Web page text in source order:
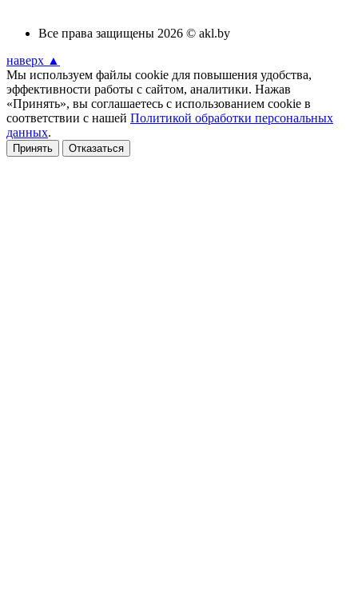
Все права защищены 2026 © akl.by
наверх ▲
Мы используем файлы cookie для повышения удобства,
эффективности работы с сайтом, аналитики. Нажав
«Принять», вы соглашаетесь с использованием cookie в
соответствии с нашей Политикой обработки персональных
данных.
Принять Отказаться